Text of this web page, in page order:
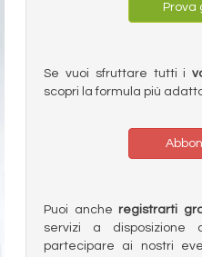
Prova
Se vuoi sfruttare tutti i
scopri la formula più
Puoi anche registrarti
servizi a
partecipare ai nostri